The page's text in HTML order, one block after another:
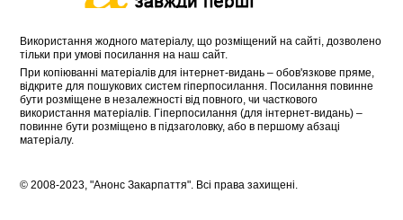
Використання жодного матеріалу, що розміщений на сайті, дозволено
тільки при умові посилання на наш сайт.
При копіюванні матеріалів для інтернет-видань – обов'язкове пряме,
відкрите для пошукових систем гіперпосилання. Посилання повинне
бути розміщене в незалежності від повного, чи часткового
використання матеріалів. Гіперпосилання (для інтернет-видань) –
повинне бути розміщено в підзаголовку, або в першому абзаці
матеріалу.
© 2008-2023, "Анонс Закарпаття". Всі права захищені.